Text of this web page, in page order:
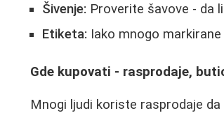
Šivenje: Proverite šavove - da
Etiketa: Iako mnogo
Gde kupovati - rasprodaje,
Mnogi ljudi koriste rasprodaje